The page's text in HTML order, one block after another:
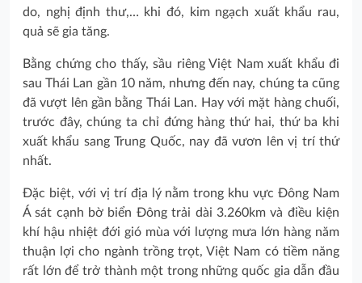
do, nghị định thư,… khi đó, kim ngạch xuất khẩu rau,
quả sẽ gia tăng.
Bằng chứng cho thấy, sầu riêng Việt Nam xuất khẩu đi
sau Thái Lan gần 10 năm, nhưng đến nay, chúng ta cũng
đã vượt lên gần bằng Thái Lan. Hay với mặt hàng chuối,
trước đây, chúng ta chỉ đứng hàng thứ hai, thứ ba khi
xuất khẩu sang Trung Quốc, nay đã vươn lên vị trí thứ
nhất.
Đặc biệt, với vị trí địa lý nằm trong khu vực Đông Nam
Á sát cạnh bờ biển Đông trải dài 3.260km và điều kiện
khí hậu nhiệt đới gió mùa với lượng mưa lớn hàng năm
thuận lợi cho ngành trồng trọt, Việt Nam có tiềm năng
rất lớn để trở thành một trong những quốc gia dẫn đầu